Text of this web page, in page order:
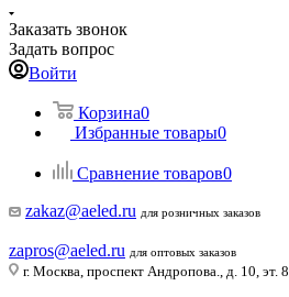
Заказать звонок
Задать вопрос
Войти
Корзина0
Избранные товары0
Сравнение товаров0
zakaz@aeled.ru для розничных заказов
zapros@aeled.ru для оптовых заказов
г. Москва, проспект Андропова., д. 10, эт. 8